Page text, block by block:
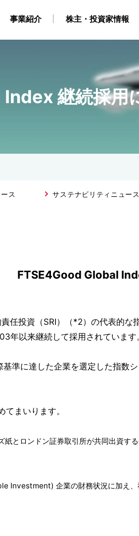
継続採用
ス サステナビリティニュース
FTSE4Good Global
任投資（SRI）（*2）の代表的
年以来継続して採用されています
準に達した企業を選定した指数
まいります。
紙とロンドン証券取引所が共同出資
Investment) 企業の財務状況に加え
事業 CCS事業 原油・LPG事業
事業紹介
株式・株主情報 IRカレンダー
株主・投資家情報
ビリティ経営 外部からの評価
在地 グループ会社・海外拠点
生・自社養成コース） 海上職